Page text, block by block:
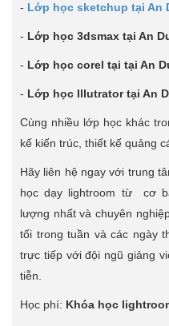
- Lớp học sketchup tại An
- Lớp học 3dsmax tại An
- Lớp học corel tại tại An
- Lớp học Illutrator tại An
Cùng nhiều lớp học khác
kế kiến trúc, thiết kế quảng
Hãy liên hệ ngay với trung
học dạy lightroom từ cơ
lượng nhất và chuyên
tối trong tuần và các ngày
trực tiếp với đội ngũ giảng
tiễn.
Học phí: Khóa học